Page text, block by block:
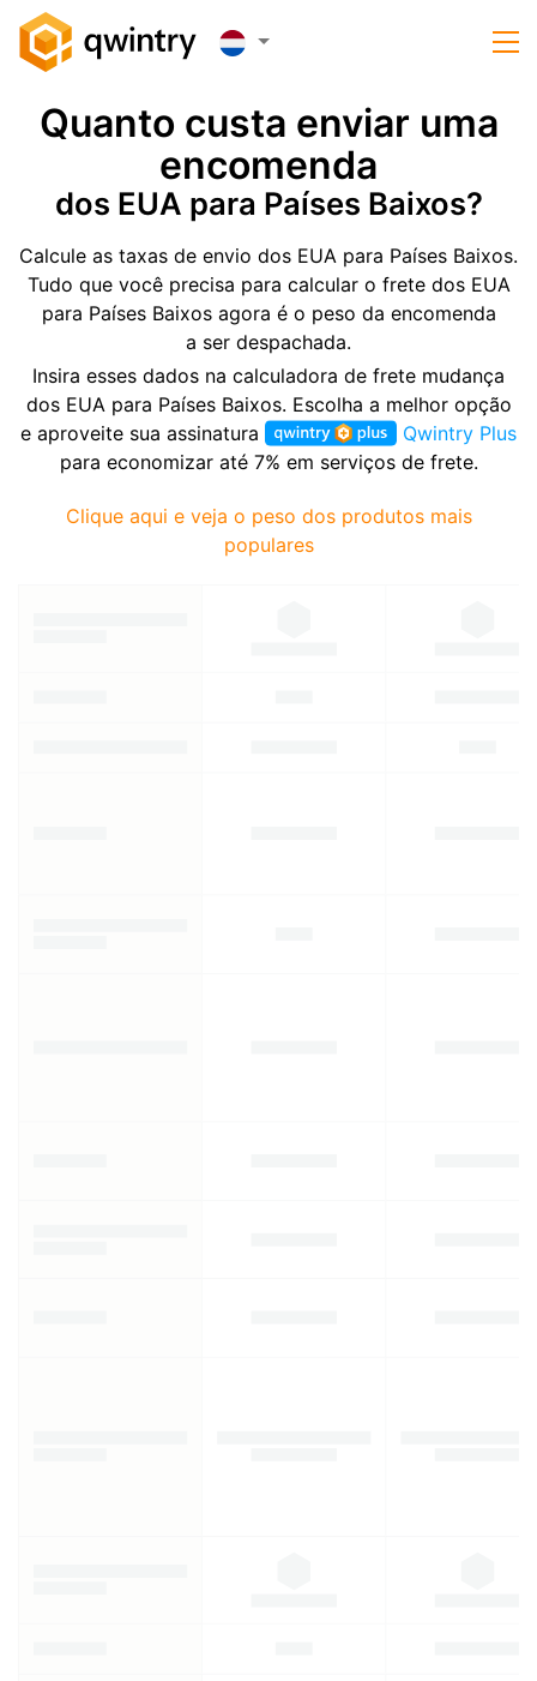
Quanto custa enviar uma
encomenda
dos EUA para Países Baixos?
Calcule as taxas de envio dos EUA para Países Baixos.
Tudo que você precisa para calcular o frete dos EUA
para Países Baixos agora é o peso da encomenda
a ser despachada.
Insira esses dados na calculadora de frete mudança
dos EUA para Países Baixos. Escolha a melhor opção
e aproveite sua assinatura
Qwintry Plus
para economizar até 7% em serviços de frete.
Clique aqui e veja o peso dos produtos mais
populares